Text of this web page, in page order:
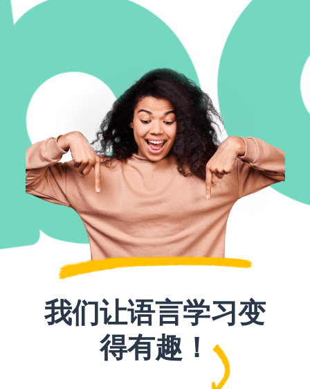
我们让语言学习变
得有趣！